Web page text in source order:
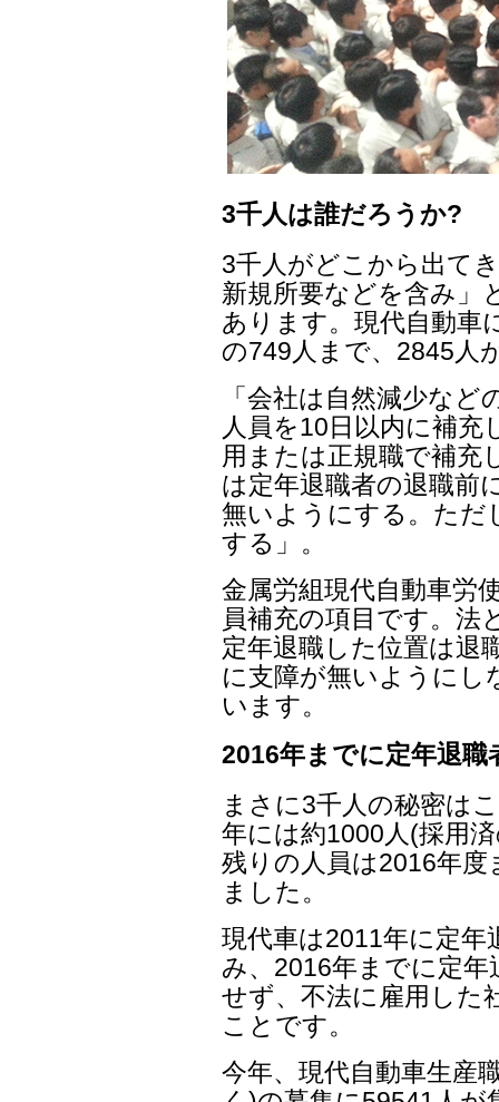
3千人は誰だろうか?
3千人がどこから出て
新規所要などを含み」
あります。現代自動車
の749人まで、2845人
「会社は自然減少な
人員を10日以内に補充
用または正規職で補充
は定年退職者の退職前
無いようにする。ただ
する」。
金属労組現代自動車労
員補充の項目です。法
定年退職した位置は退
に支障が無いように
います。
2016年までに定年退職
まさに3千人の秘密は
年には約1000人(採用
残りの人員は2016年
ました。
現代車は2011年に定年
み、2016年までに定
せず、不法に雇用した
ことです。
今年、現代自動車生産